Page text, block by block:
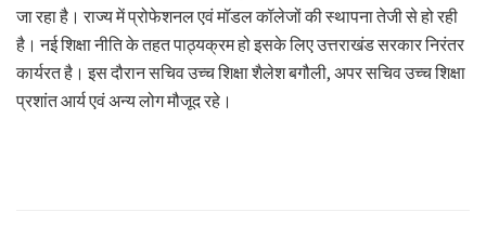
जा रहा है। राज्य में प्रोफेशनल एवं मॉडल कॉलेजों की स्थापना तेजी से हो रही
है। नई शिक्षा नीति के तहत पाठ्यक्रम हो इसके लिए उत्तराखंड सरकार निरंतर
कार्यरत है। इस दौरान सचिव उच्च शिक्षा शैलेश बगौली, अपर सचिव उच्च शिक्षा
प्रशांत आर्य एवं अन्य लोग मौजूद रहे।